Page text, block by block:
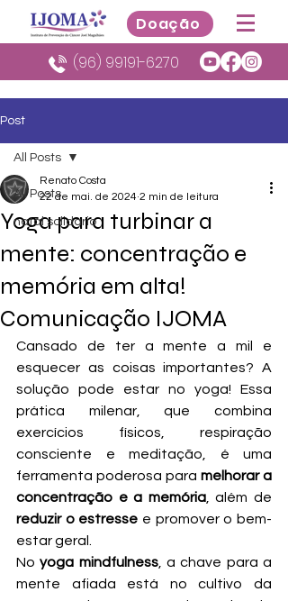
(96) 99191-6270
Doação
Post
All Posts
natal solidario
All Posts
Yoga para turbinar a
mente: concentração e
memória em alta!
Comunicação IJOMA
Renato Costa
22 de mai. de 2024 2 min de leitura
Cansado de ter a mente a mil e
esquecer as coisas importantes? A
solução pode estar no yoga! Essa
prática milenar, que combina
exercícios físicos, respiração
consciente e meditação, é uma
ferramenta poderosa para melhorar a
concentração e a memória
reduzir o estresse e promover o bem-
estar geral.
No yoga mindfulness, a chave para a
mente afiada está no cultivo da